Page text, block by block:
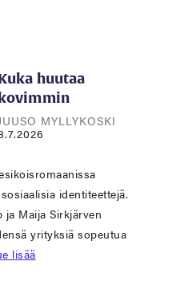
huutaa
JUUSO MYLLYKOSKI
identiteettejä.
Maija Sirkjärven
yrityksiä sopeutua
lisää